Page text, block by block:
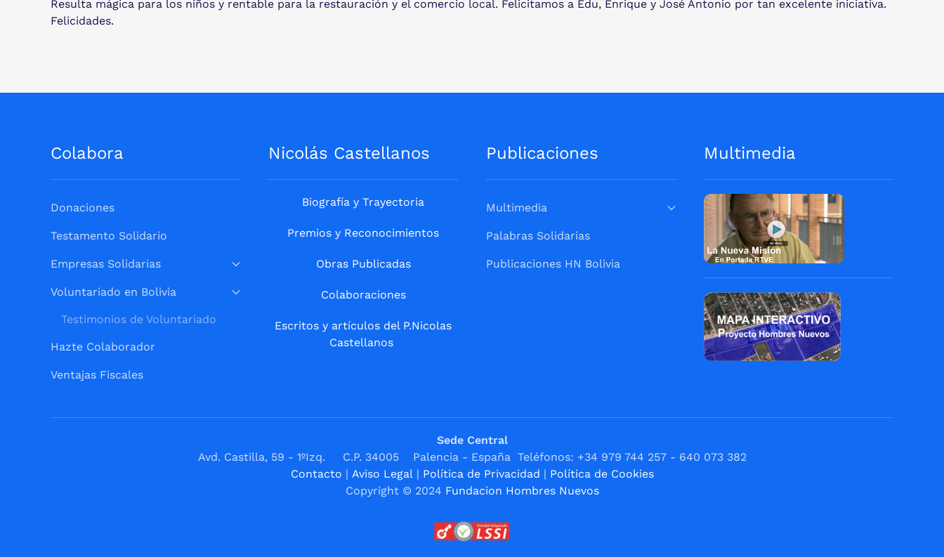
Resulta mágica para los niños y rentable para la restauración y el comercio local. Felicitamos a Edu, Enrique y José Antonio por tan excelente iniciativa.
Felicidades.
Colabora
Donaciones
Testamento Solidario
Empresas Solidarias
Voluntariado en Bolivia
Testimonios de Voluntariado
Hazte Colaborador
Ventajas Fiscales
Nicolás Castellanos
Biografía y Trayectoria
Premios y Reconocimientos
Obras Publicadas
Colaboraciones
Escritos y artículos del P.Nicolas
Castellanos
Publicaciones
Multimedia
Palabras Solidarias
Publicaciones HN Bolivia
Multimedia
Sede Central
Avd. Castilla, 59 - 1ºIzq. C.P. 34005 Palencia - España Teléfonos: +34 979 744 257 - 640 073 382
Contacto | Aviso Legal | Política de Privacidad | Política de Cookies
Copyright © 2024 Fundacion Hombres Nuevos